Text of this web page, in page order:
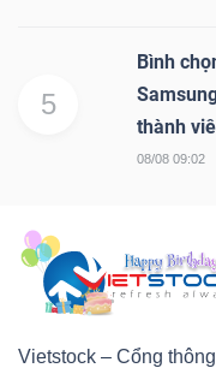
5
Bình
thành
08/08 09:02
Vietstock – Cổng